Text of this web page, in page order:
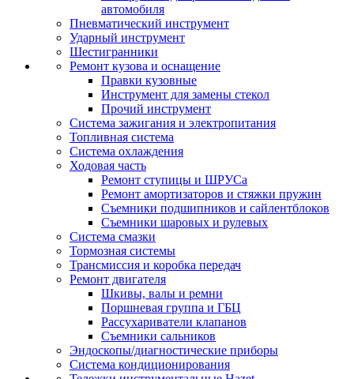
автомобиля
Пневматический инструмент
Ударный инструмент
Шестигранники
Ремонт кузова и оснащение
Правки кузовные
Инструмент для замены стекол
Прочий инструмент
Система зажигания и электропитания
Топливная система
Система охлаждения
Ходовая часть
Ремонт ступицы и ШРУСа
Ремонт амортизаторов и стяжки пружин
Съемники подшипников и сайлентблоков
Съемники шаровых и рулевых
Система смазки
Тормозная системы
Трансмиссия и коробка передач
Ремонт двигателя
Шкивы, валы и ремни
Поршневая группа и ГБЦ
Рассухариватели клапанов
Съемники сальников
Эндоскопы/диагностические приборы
Система кондиционирования